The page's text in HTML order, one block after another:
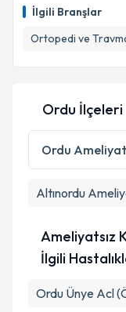
İlgili Branşlar
Ortopedi ve
Ordu İlçeleri
Ordu
Altınordu
Ameliyatsız
İlgili
Ordu Ünye Acl